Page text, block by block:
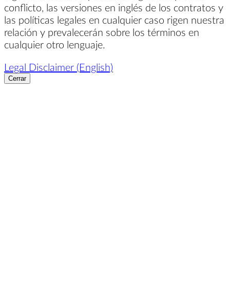
conflicto, las versiones en inglés de los contratos y
las políticas legales en cualquier caso rigen nuestra
relación y prevalecerán sobre los términos en
cualquier otro lenguaje.
Legal Disclaimer (English)
Cerrar